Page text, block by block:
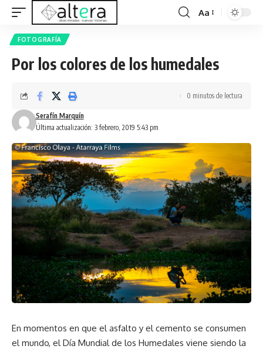
Aa
FOTOGRAFÍA
Por los colores de los humedales
Última actualización: 3 febrero, 2019 5:43 pm
Serafín Marquín
0 minutos de lectura
En momentos en que el asfalto y el cemento se consumen
el mundo, el Día Mundial de los Humedales viene siendo la